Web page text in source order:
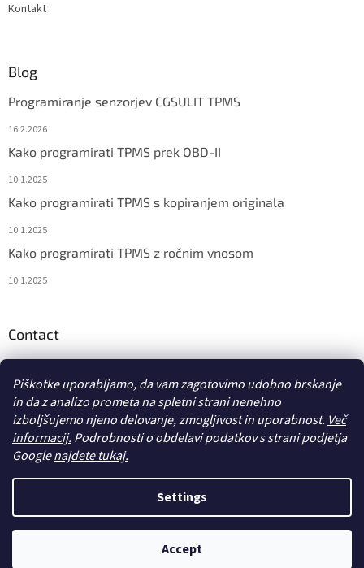
Piškotke uporabljamo, da vam zagotovimo udobno brskanje
in da z analizo prometa na spletni strani nenehno
izboljšujemo njeno delovanje, zmogljivost in uporabnost. Več
informacij. Podrobnosti o obdelavi podatkov s strani podjetja
Googlenajdete tukaj.
Settings
Accept
Kontakt
Blog
Programiranje senzorjev CGSULIT TPMS
16.2.2026
Kako programirati TPMS prek OBD-II
10.1.2025
Kako programirati TPMS s kopiranjem originala
10.1.2025
Kako programirati TPMS z ročnim vnosom
10.1.2025
Contact
Avtorske pravice 2026diagstore.si. Vse pravice pridržane.Uredi
nastavitve piškotkov